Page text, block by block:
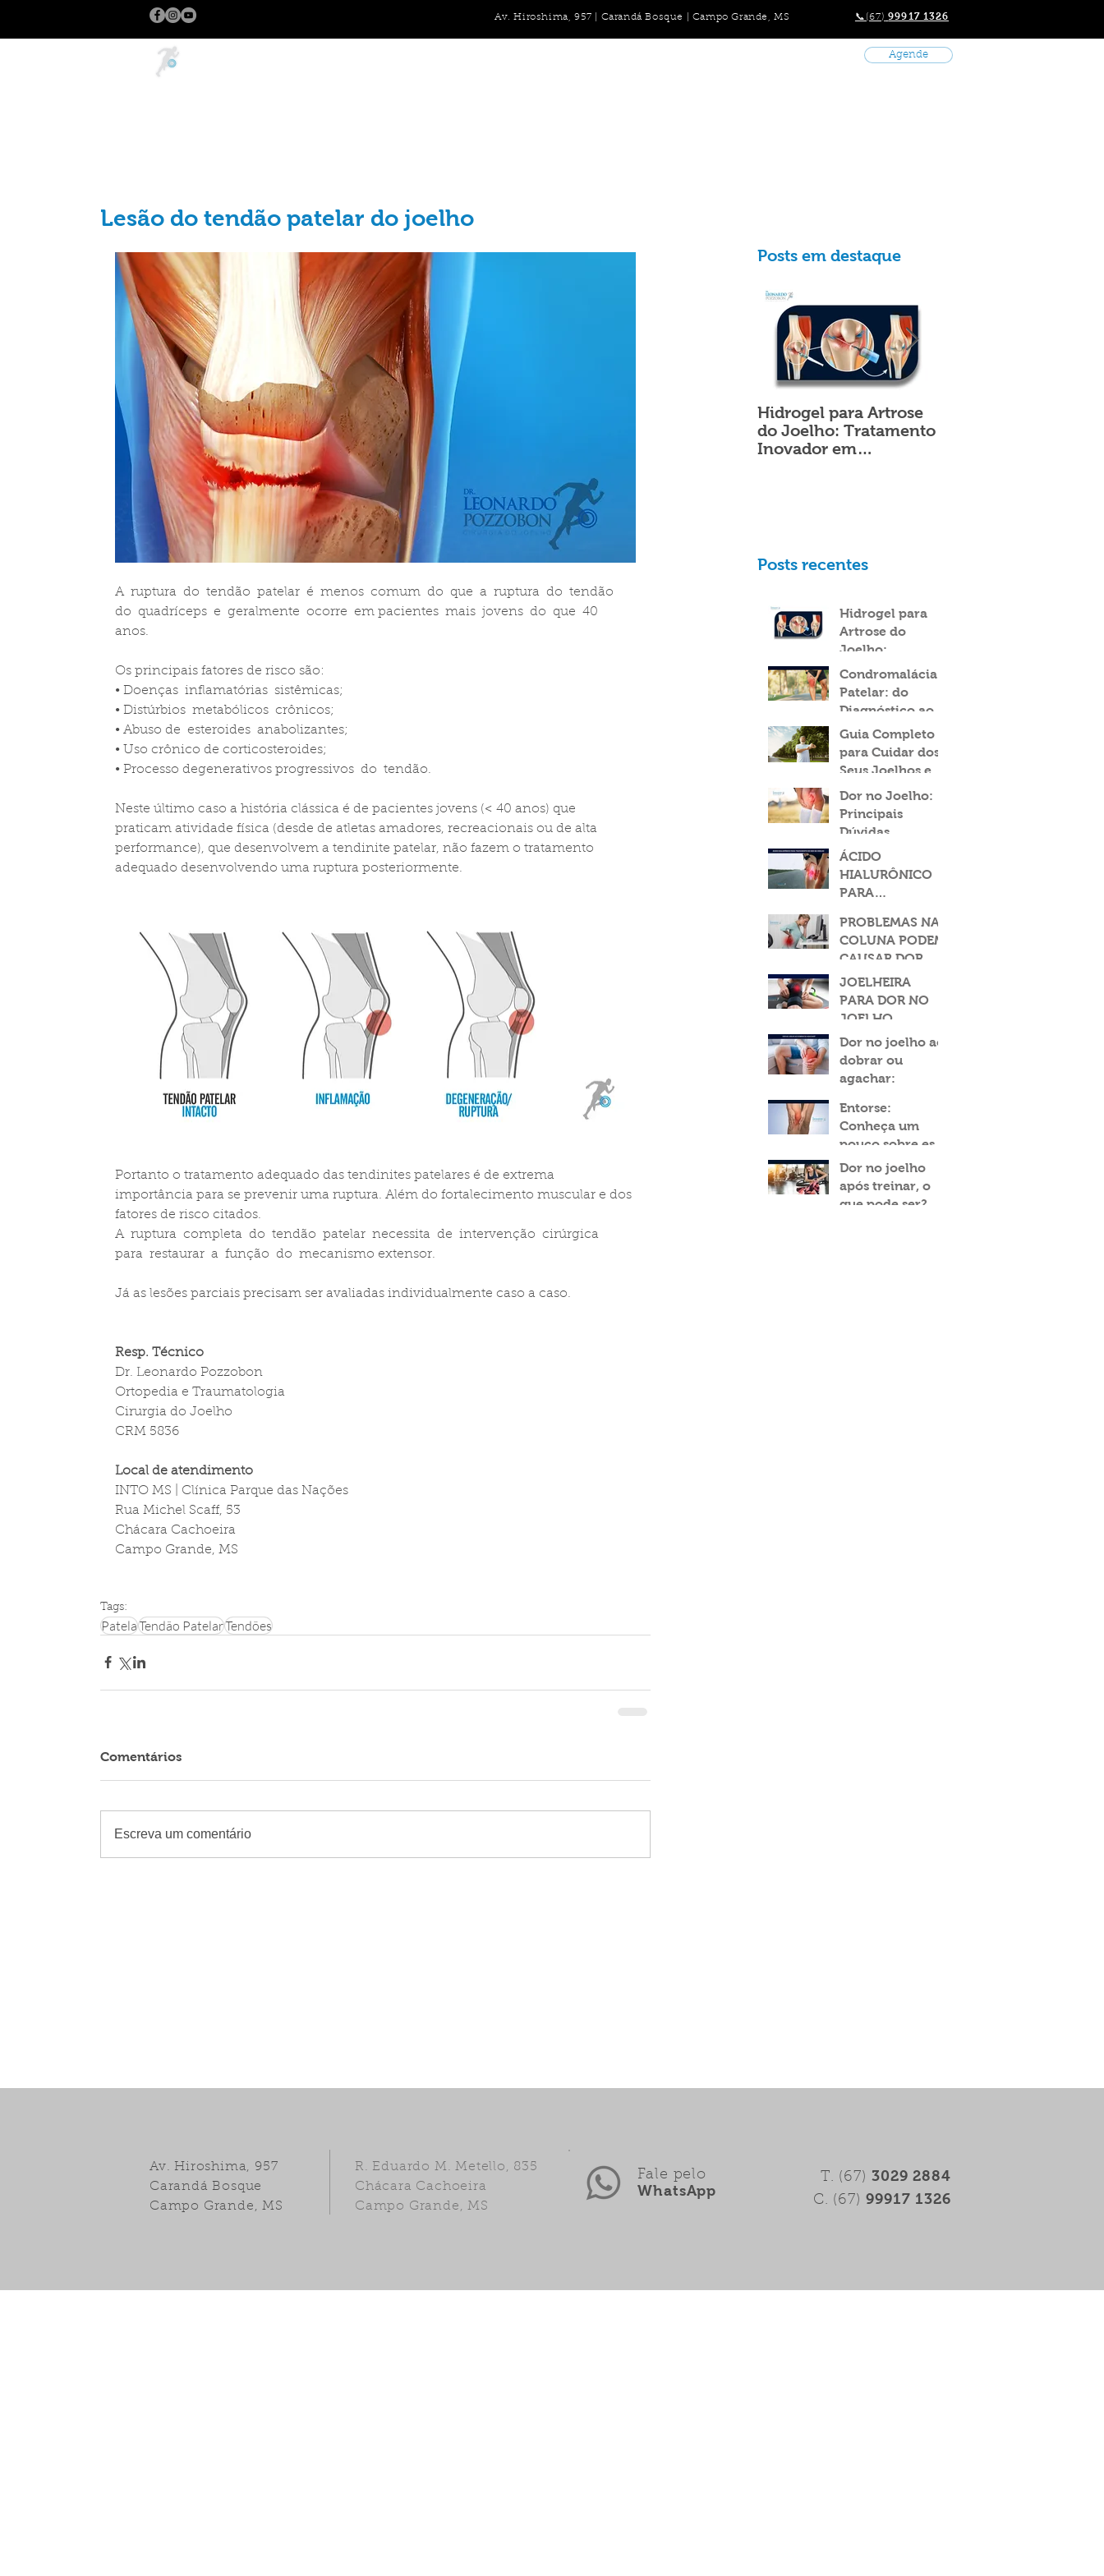
Av. Hiroshima, 957 | Carandá Bosque | Campo Grande, MS 📞(67) 99917 1326
Agende
Lesão do tendão patelar do joelho
A  ruptura  do  tendão  patelar  é  menos  comum  do  que  a  ruptura  do  tendão
do  quadríceps  e  geralmente  ocorre  em pacientes  mais  jovens  do  que  40
anos.
Os principais fatores de risco são:
• Doenças  inflamatórias  sistêmicas;
• Distúrbios  metabólicos  crônicos;
• Abuso de  esteroides  anabolizantes;
• Uso crônico de corticosteroides;
• Processo degenerativos progressivos  do  tendão.
Neste último caso a história clássica é de pacientes jovens (< 40 anos) que
praticam atividade física (desde de atletas amadores, recreacionais ou de alta
performance), que desenvolvem a tendinite patelar, não fazem o tratamento
adequado desenvolvendo uma ruptura posteriormente.
Portanto o tratamento adequado das tendinites patelares é de extrema
importância para se prevenir uma ruptura. Além do fortalecimento muscular e dos
fatores de risco citados.
A  ruptura  completa  do  tendão  patelar  necessita  de  intervenção  cirúrgica
para  restaurar  a  função  do  mecanismo extensor.
Já as lesões parciais precisam ser avaliadas individualmente caso a caso.
Resp. Técnico
Dr. Leonardo Pozzobon
Ortopedia e Traumatologia
Cirurgia do Joelho
CRM 5836
Local de atendimento
INTO MS | Clínica Parque das Nações
Rua Michel Scaff, 53
Chácara Cachoeira
Campo Grande, MS
Tags:
PatelaTendão PatelarTendões
Comentários
Escreva um comentário
Posts em destaque
Hidrogel para Artrose
do Joelho: Tratamento
Inovador em
Posts recentes
Hidrogel para
Artrose do
Joelho:
Tratamento
Inovador em
Ortopedia
Condromalácia
Patelar: do
Diagnóstico ao
Tratamento
Guia Completo
para Cuidar dos
Seus Joelhos em
2024
Dor no Joelho:
Principais
Dúvidas
Respondidas
ÁCIDO
HIALURÔNICO
PARA
DE DOR NO
JOELHO: ALÍVIO
SEGURO
PROBLEMAS NA
COLUNA PODEM
CAUSAR DOR NO
JOELHO?
JOELHEIRA
PARA DOR NO
JOELHO
Dor no joelho ao
dobrar ou
agachar:
Entorse:
Conheça um
pouco sobre esse
tipo de lesão
Dor no joelho
após treinar, o
que pode ser?
Av. Hiroshima, 957
Carandá Bosque
Campo Grande, MS
R. Eduardo M. Metello, 835
Chácara Cachoeira
Campo Grande, MS
Fale pelo
WhatsApp
T. (67) 3029 2884
C. (67) 99917 1326